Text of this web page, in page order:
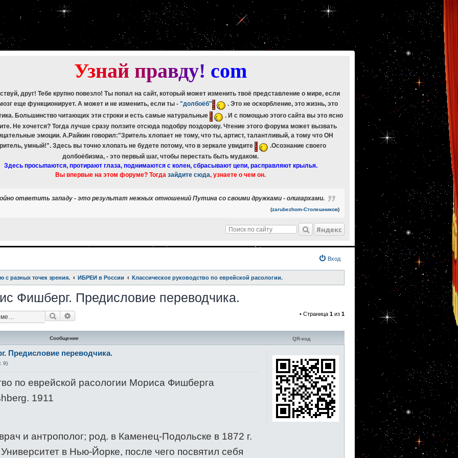
Couldn't fetch mysqli_result
Couldn't fetch mysqli_result
Couldn't fetch mysqli_result
Couldn't fetch mysqli_result
Couldn't fetch mysqli_result
Couldn't fetch mysqli_result
Couldn't fetch mysqli_result
Couldn't fetch mysqli_result
Узнай правду! com
друг! Тебе крупно повезло! Ты попал на сайт, который может изменить твоё представление о мире, если
еще функционирует. А может и не изменить, если ты - "долбоёб"
. Это не оскорбление, это жизнь, это
Большинство читающих эти строки и есть самые натуральные
. И с помощью этого сайта вы это ясно
Не хочется? Тогда лучше сразу ползите отсюда подобру поздорову. Чтение этого форума может вызвать
эмоции. А.Райкин говорил:"Зритель хлопает не тому, что ты, артист, талантливый, а тому что ОН
умный!". Здесь вы точно хлопать не будете потому, что в зеркале увидите
.Осознание своего
долбоёбизма, - это первый шаг, чтобы перестать быть мудаком.
Здесь просыпаются, протирают глаза, поднимаются с колен, сбрасывают цепи, расправляют крылья.
Вы впервые на этом форуме? Тогда зайдите сюда, узнаете о чем он.
ответить западу - это результат нежных отношений Путина со своими дружками - олигархами.
(zarubezhom-Столешников)
Яндекс
Вход
с разных точек зрения. ИБРЕИ в России Классическое руководство по еврейской расологии.
Фишберг. Предисловие переводчика.
Поиск • Страница 1 из 1
Сообщение QR-код
Предисловие переводчика.
9)
по еврейской расологии Мориса Фишберга
1911
и антрополог; род. в Каменец-Подольске в 1872 г.
в Нью-Йорке, после чего посвятил себя